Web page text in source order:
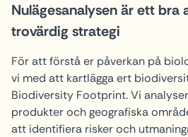
Nulägesanalysen är ett bra
trovärdig strategi
För att förstå er påverkan på
vi med att kartlägga ert
Biodiversity Footprint. Vi
produkter och geografiska
att identifiera risker och